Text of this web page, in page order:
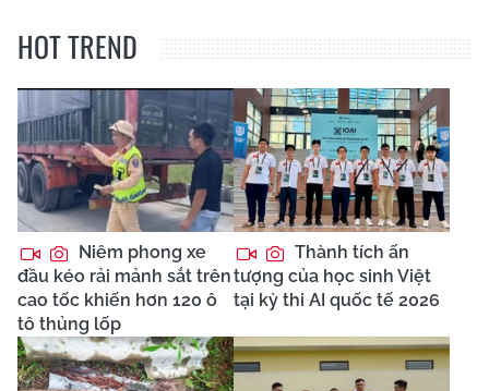
HOT TREND
Niêm phong xe
đầu kéo rải mảnh sắt trên
cao tốc khiến hơn 120 ô
tô thủng lốp
Thành tích ấn
tượng của học sinh Việt
tại kỳ thi AI quốc tế 2026